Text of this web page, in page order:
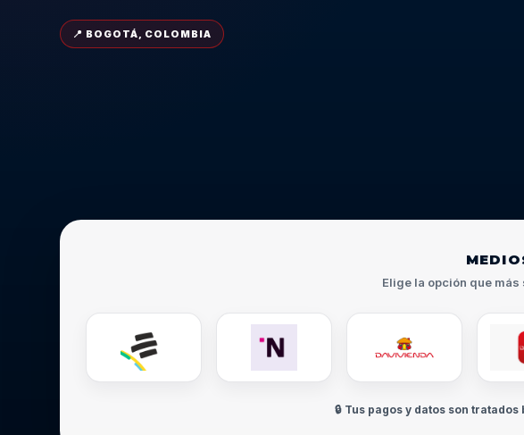
📍 BOGOTÁ, COLOMBIA
Elige la opción que
🔒 Tus pagos y datos son